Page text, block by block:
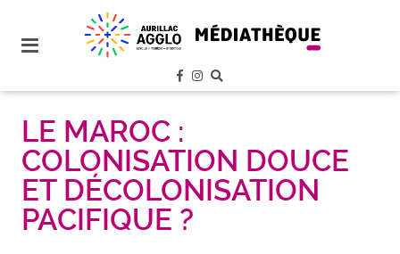
site
aller au
contenu
LE MAROC :
COLONISATION DOUCE
ET DÉCOLONISATION
PACIFIQUE ?